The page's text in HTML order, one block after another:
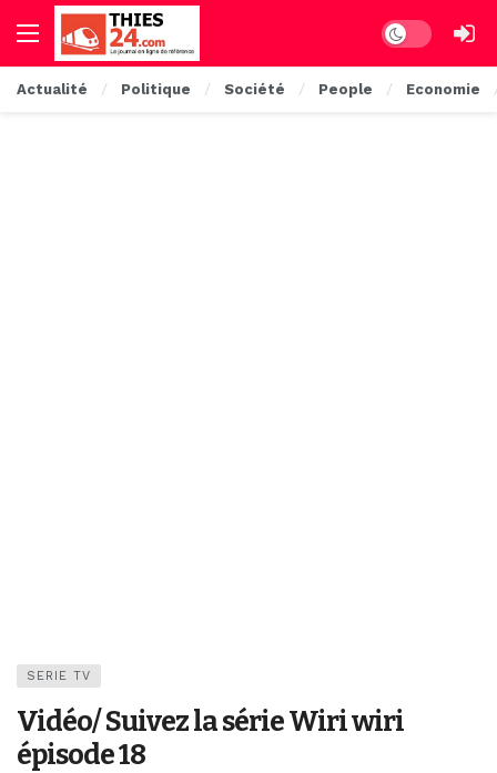
Dark mode
Actualité Politique Société People Economie
SERIE TV
Vidéo/ Suivez la série Wiri wiri
épisode 18